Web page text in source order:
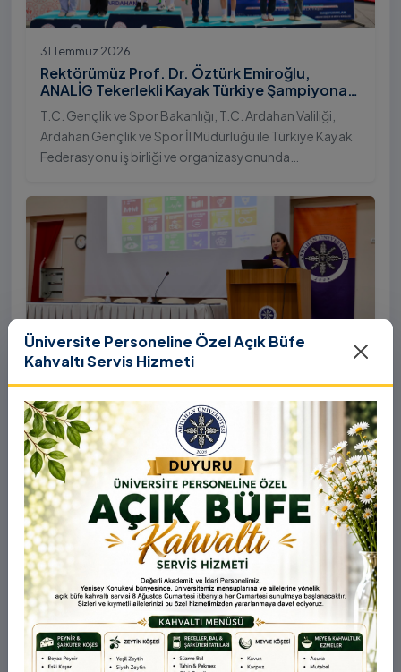
31 Temmuz 2026
Rektörümüz Prof. Dr. Öztürk Emiroğlu,
ANALİG Tekerlekli Kayak Türkiye Şampiyonası
Ödül Töreni’ne Katıldı
T.C. Gençlik ve Spor Bakanlığı, T.C. Ardahan Valiliği,
Ardahan Gençlik ve Spor İl Müdürlüğü ile Türkiye Kayak
Federasyonu iş birliği ve organizasyonunda
Sezonu Tekerlekli Kayak Türkiye Şampiyonası, 30-31
Temmuz 2026 tarihlerinde Ardahan Üniversitesi Yenisey
Yerleşkesi ev sahipliğinde tamamlandı.
Üniversitemizde “Üniversitelerin İklim
Diplomasisindeki Rolü” Konulu Bilgilendirme
Toplantısı Yapıldı
Birleşmiş Milletler İklim Değişikliği Çerçeve Sözleşmesi
Taraflar Konferansı’nın 31. oturumu (COP31), ülkemiz
ev sahipliğinde 9-12 Kasım 2026 tarihleri arasında
Antalya’da gerçekleştirilecek. Bu kapsamda
Yükseköğretim Kurulu (YÖK), üniversitelerin akademik
katkı ve proje bildirimlerini koordine etme çağrısında
bulundu. Ardahan Üniversitesinde 31 Temmuz 2026
tarihinde bu çağrıya yönelik bir ön hazırlık toplantısı
düzenlendi.
Üniversite Personeline Özel Açık Büfe
Kahvaltı Servis Hizmeti